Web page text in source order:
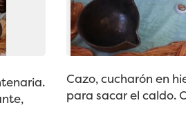
Cazo, cucharón en
para sacar el caldo.